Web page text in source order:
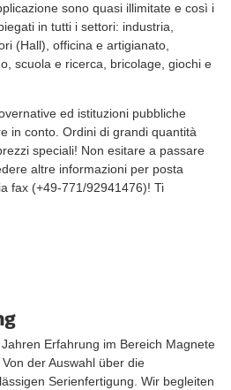
sono quasi illimitate e così i
in tutti i settori: industria,
(Hall), officina e artigianato,
scuola e ricerca, bricolage, giochi e
ed istituzioni pubbliche
in conto. Ordini di grandi quantità
speciali! Non esitare a passare
altre informazioni per posta
fax (+49-771/92941476)! Ti
Erfahrung im Bereich Magnete
der Auswahl über die
Serienfertigung. Wir begleiten